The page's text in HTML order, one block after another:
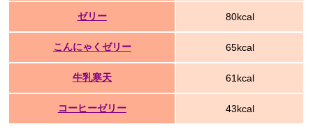
ゼリー 80kcal
こんにゃくゼリー 65kcal
牛乳寒天 61kcal
コーヒーゼリー 43kcal